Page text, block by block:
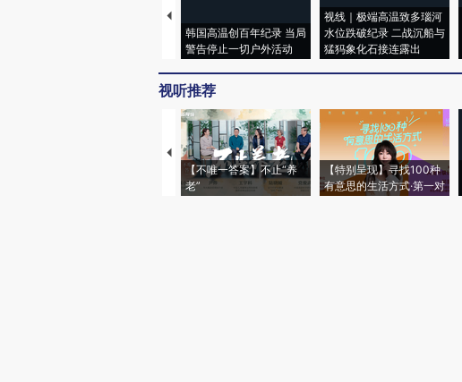
韩国高温创百年纪录 当局
警告停止一切户外活动
视线｜极端高温致多瑙河
水位跌破纪录 二战沉船与
猛犸象化石接连露出
视听推荐
【不唯一答案】不止“养
老”
【特别呈现】寻找100种
有意思的生活方式·第一对